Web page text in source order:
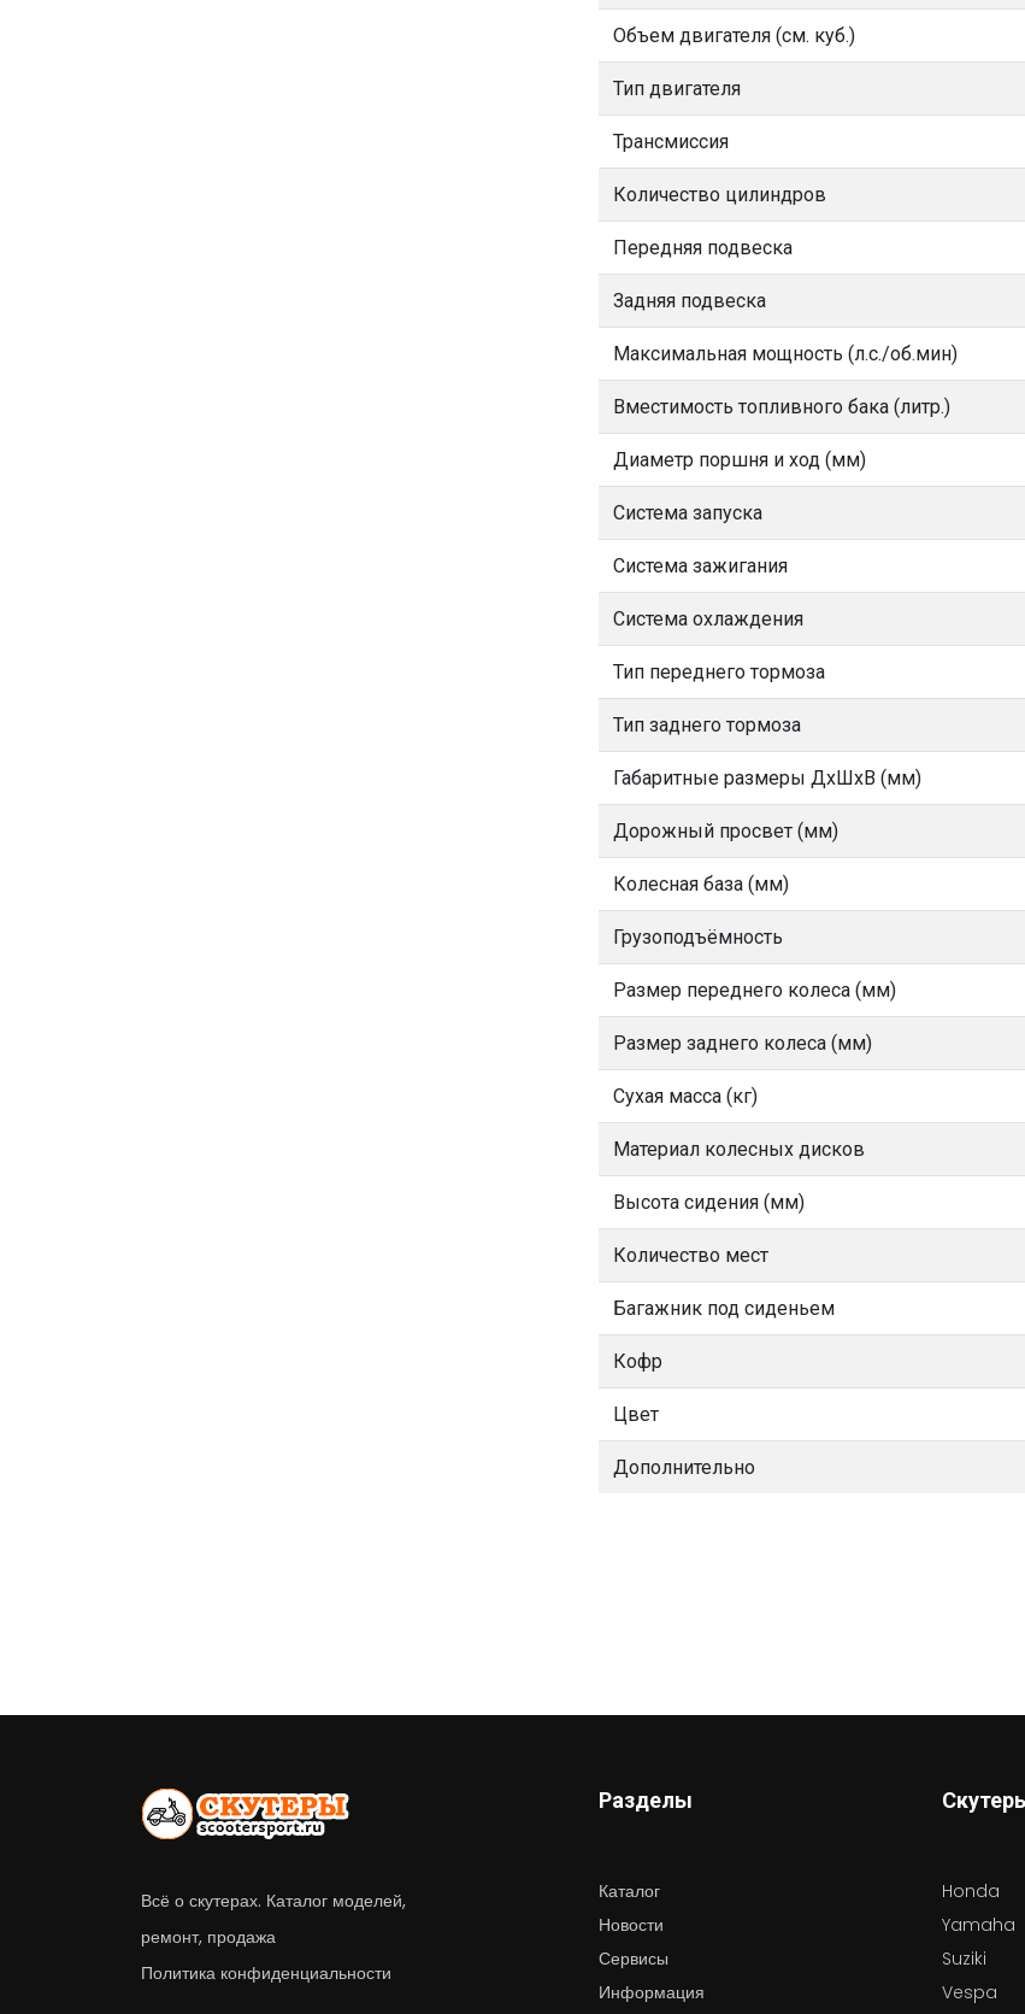
Объем двигателя (см. куб.)
Тип двигателя
Трансмиссия
Количество цилиндров
Передняя подвеска
Задняя подвеска
Максимальная мощность (л.с./об.мин)
Вместимость топливного бака (литр.)
Диаметр поршня и ход (мм)
Система запуска
Система зажигания
Система охлаждения
Тип переднего тормоза
Тип заднего тормоза
Габаритные размеры ДхШхВ (мм)
Дорожный просвет (мм)
Колесная база (мм)
Грузоподъёмность
Размер переднего колеса (мм)
Размер заднего колеса (мм)
Сухая масса (кг)
Материал колесных дисков
Высота сидения (мм)
Количество мест
Багажник под сиденьем
Кофр
Цвет
Дополнительно
Всё о скутерах. Каталог моделей,
ремонт, продажа
Политика конфиденциальности
Разделы
Каталог
Новости
Сервисы
Информация
Honda
Yamaha
Suziki
Vespa